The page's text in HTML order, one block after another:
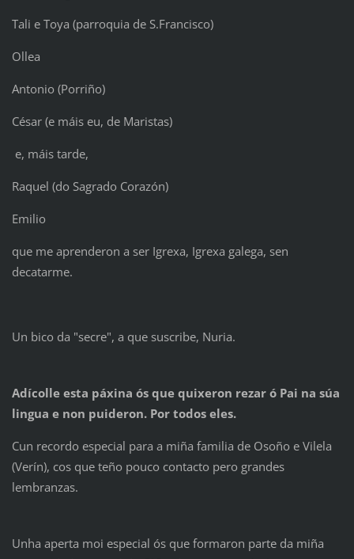
Tali e Toya (parroquia de S.Francisco)
Ollea
Antonio (Porriño)
César (e máis eu, de Maristas)
e, máis tarde,
Raquel (do Sagrado Corazón)
Emilio
que me aprenderon a ser Igrexa, Igrexa galega, sen
decatarme.
Un bico da "secre", a que suscribe, Nuria.
Adícolle esta páxina ós que quixeron rezar ó Pai na súa
lingua e non puideron. Por todos eles.
Cun recordo especial para a miña familia de Osoño e Vilela
(Verín), cos que teño pouco contacto pero grandes
lembranzas.
Unha aperta moi especial ós que formaron parte da miña